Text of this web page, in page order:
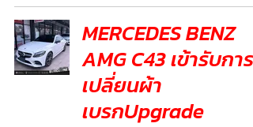
MERCEDES BENZ
AMG C43 เข้ารับการ
เปลี่ยนผ้า
เบรกUpgrade